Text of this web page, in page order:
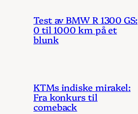
Test av BMW R 1300 GS:
0 til 1000 km på et
blunk
KTMs indiske mirakel:
Fra konkurs til
comeback